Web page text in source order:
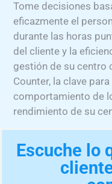
Tome decisiones
eficazmente el
durante las horas
del cliente y la
gestión de su centro
Counter, la clave
comportamiento de
rendimiento de su
Escuche lo